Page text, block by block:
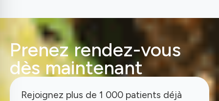
Prenez rendez-vous
dès maintenant
Rejoignez plus de 1 000 patients déjà